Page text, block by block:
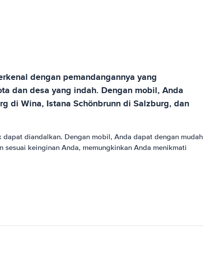
dengan pemandangannya yang
dan desa yang indah. Dengan mobil, Anda
di Wina, Istana Schönbrunn di Salzburg, dan
diandalkan. Dengan mobil, Anda dapat dengan mudah
keinginan Anda, memungkinkan Anda menikmati